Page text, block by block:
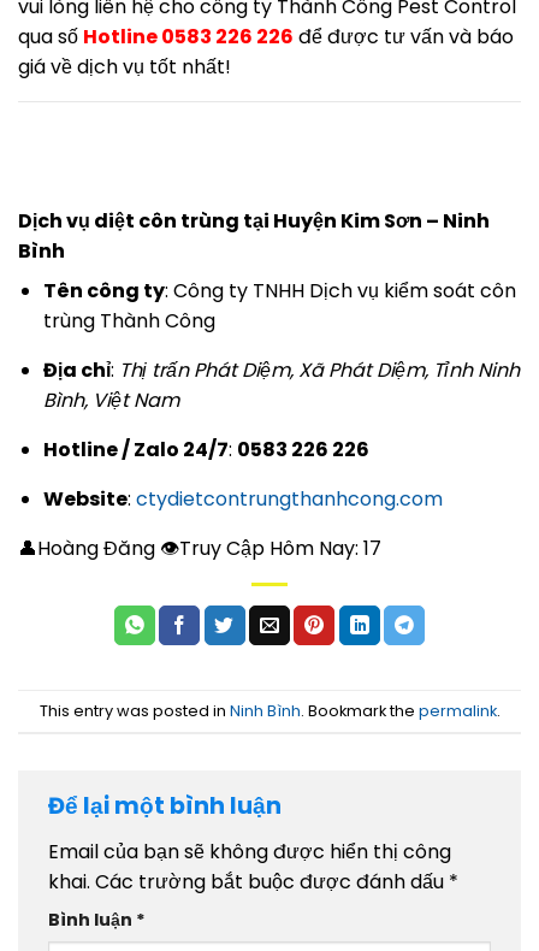
vui lòng liên hệ cho công ty Thành Công Pest Control
qua số Hotline 0583 226 226 để được tư vấn và báo
giá về dịch vụ tốt nhất!
Dịch vụ diệt côn trùng tại Huyện Kim Sơn – Ninh
Bình
Tên công ty: Công ty TNHH Dịch vụ kiểm soát côn
trùng Thành Công
Địa chỉ: Thị trấn Phát Diệm, Xã Phát Diệm, Tỉnh Ninh
Bình, Việt Nam
Hotline / Zalo 24/7: 0583 226 226
Website: ctydietcontrungthanhcong.com
👤Hoàng Đăng 👁Truy Cập Hôm Nay: 17
This entry was posted in Ninh Bình. Bookmark the permalink.
Để lại một bình luận
Email của bạn sẽ không được hiển thị công
khai. Các trường bắt buộc được đánh dấu *
Bình luận *